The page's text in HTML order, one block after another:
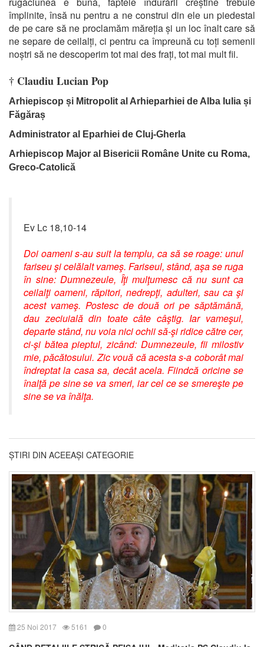
împlinite, însă nu pentru a ne construi din ele un piedestal
de pe care să ne proclamăm măreția și un loc înalt care să
ne separe de ceilalți, ci pentru ca împreună cu toți semenii
noștri să ne descoperim tot mai des frați, tot mai mult fii.
† Claudiu Lucian Pop
Arhiepiscop și Mitropolit al Arhieparhiei de Alba Iulia și
Făgăraș
Administrator al Eparhiei de Cluj-Gherla
Arhiepiscop Major al Bisericii Române Unite cu Roma,
Greco-Catolică
Ev Lc 18,10-14
Doi oameni s-au suit la templu, ca să se roage: unul
fariseu şi celălalt vameş. Fariseul, stând, aşa se ruga
în sine: Dumnezeule, Îţi mulţumesc că nu sunt ca
ceilalţi oameni, răpitori, nedrepţi, adulteri, sau ca şi
acest vameş. Postesc de două ori pe săptămână,
dau zeciuială din toate câte câştig. Iar vameşul,
departe stând, nu voia nici ochii să-şi ridice către cer,
ci-şi bătea pieptul, zicând: Dumnezeule, fii milostiv
mie, păcătosului. Zic vouă că acesta s-a coborât mai
îndreptat la casa sa, decât acela. Fiindcă oricine se
înalţă pe sine se va smeri, iar cel ce se smereşte pe
sine se va înălţa.
ȘTIRI DIN ACEEAȘI CATEGORIE
25 Noi 2017 5161 0